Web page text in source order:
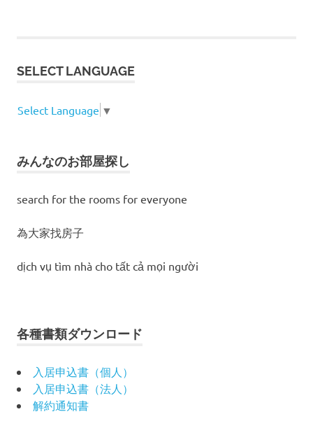
SELECT LANGUAGE
Select Language ▼
みんなのお部屋探し
search for the rooms for everyone
為大家找房子
dịch vụ tìm nhà cho tất cả mọi người
各種書類ダウンロード
入居申込書（個人）
入居申込書（法人）
解約通知書